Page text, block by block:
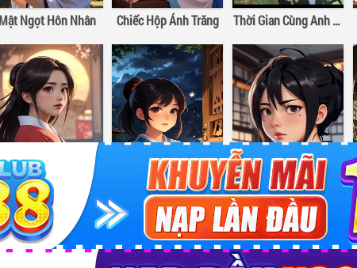
Mật Ngọt Hôn Nhân Chiếc Hộp Ánh Trăng Thời Gian Cùng Anh Vừa Hay Đúng Lúc
Công Tắc Tình Yêu Bóc Kẹo – Đa Nhục Bồ Đào Hảo Hảo Hát
Truyenyy.mobi – trang đọc truyện online miễn phí với